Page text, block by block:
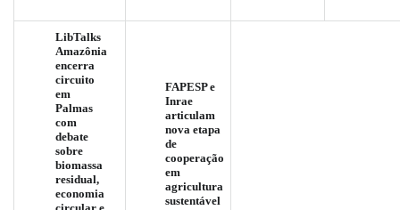
LibTalks
Amazônia
encerra
circuito
em
Palmas
com
debate
sobre
biomassa
residual,
economia
FAPESP e
Inrae
articulam
nova etapa
de
cooperação
em
agricultura
sustentável